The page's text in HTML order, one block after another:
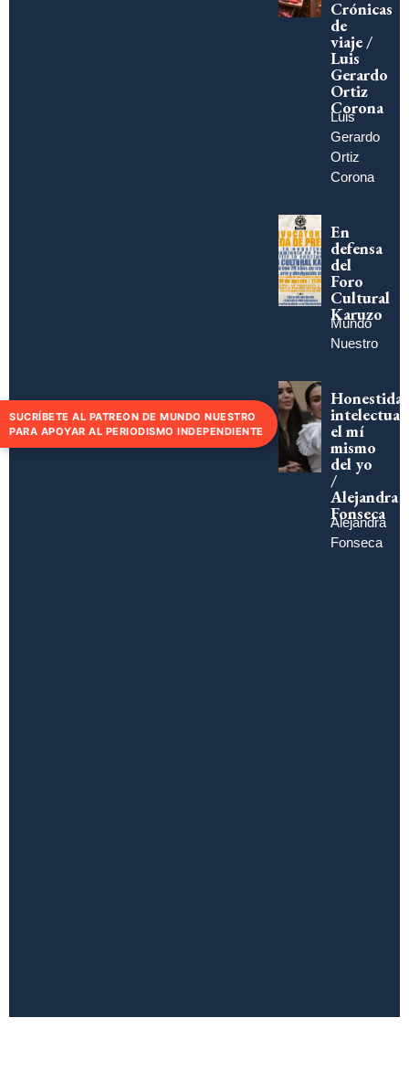
Crónicas
de
viaje /
Luis
Gerardo
Ortiz
Corona
Luis
Gerardo
Ortiz
Corona
En
defensa
del
Foro
Cultural
Karuzo
Mundo
Nuestro
intelectual:
el mí
mismo
del yo
/
Alejandra
Fonseca
Alejandra
Fonseca
SUCRÍBETE AL PATREON DE MUNDO NUESTRO
PARA APOYAR AL PERIODISMO INDEPENDIENTE